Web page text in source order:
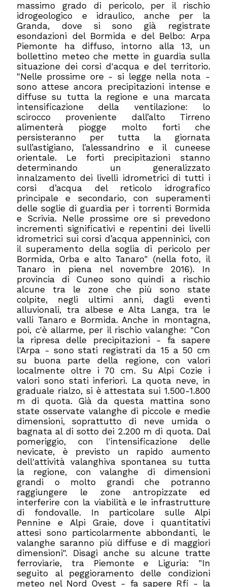
massimo grado di pericolo, per il rischio
idrogeologico e idraulico, anche per la
Granda, dove si sono già registrate
esondazioni del Bormida e del Belbo: Arpa
Piemonte ha diffuso, intorno alla 13, un
bollettino meteo che mette in guardia sulla
situazione dei corsi d'acqua e del territorio.
"Nelle prossime ore - si legge nella nota -
sono attese ancora precipitazioni intense e
diffuse su tutta la regione e una marcata
intensificazione della ventilazione: lo
scirocco proveniente dall’alto Tirreno
alimenterà piogge molto forti che
persisteranno per tutta la giornata
sull’astigiano, l’alessandrino e il cuneese
orientale.
Le forti precipitazioni stanno
determinando un generalizzato
innalzamento dei livelli idrometrici di tutti i
corsi d’acqua del reticolo idrografico
principale e secondario, con superamenti
delle soglie di guardia per i torrenti Bormida
e Scrivia. Nelle prossime ore si prevedono
incrementi significativi e repentini dei livelli
idrometrici sui corsi d’acqua appenninici, con
il superamento della soglia di pericolo per
Bormida, Orba e alto Tanaro" (nella foto, il
Tanaro in piena nel novembre 2016). In
provincia di Cuneo sono quindi a rischio
alcune tra le zone che più sono state
colpite, negli ultimi anni, dagli eventi
alluvionali, tra albese e Alta Langa, tra le
valli Tanaro e Bormida. Anche in montagna,
poi, c'è allarme, per il rischio valanghe: "Con
la ripresa delle precipitazioni - fa sapere
l'Arpa - sono stati registrati da 15 a 50 cm
su buona parte della regione, con valori
localmente oltre i 70 cm. Su Alpi Cozie i
valori sono stati inferiori. La quota neve, in
graduale rialzo, si è attestata sui 1.500-1.800
m di quota. Già da questa mattina sono
state osservate valanghe di piccole e medie
dimensioni, soprattutto di neve umida o
bagnata al di sotto dei 2.200 m di quota. Dal
pomeriggio, con l'intensificazione delle
nevicate, è previsto un rapido aumento
dell'attività valanghiva spontanea su tutta
la regione, con valanghe di dimensioni
grandi o molto grandi che potranno
raggiungere le zone antropizzate ed
interferire con la viabilità e le infrastrutture
di fondovalle. In particolare sulle Alpi
Pennine e Alpi Graie, dove i quantitativi
attesi sono particolarmente abbondanti, le
valanghe saranno più diffuse e di maggiori
dimensioni". Disagi anche su alcune tratte
ferroviarie, tra Piemonte e Liguria: "In
seguito al peggioramento delle condizioni
meteo nel Nord Ovest - fa sapere Rfi - la